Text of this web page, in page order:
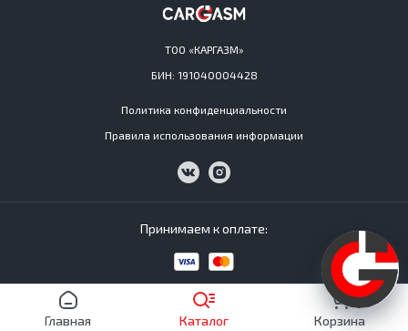
Главная Каталог Корзина
ТОО «КАРГАЗМ»
БИН: 191040004428
Политика конфиденциальности
Правила использования информации
Cargasm © All Rights Reserved 2016−2026
Принимаем к оплате: